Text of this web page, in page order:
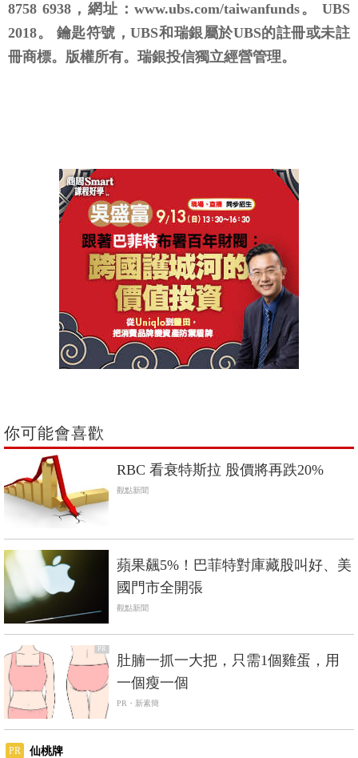
8758 6938，網址：www.ubs.com/taiwanfunds。 UBS
2018。 鑰匙符號，UBS和瑞銀屬於UBS的註冊或未註
冊商標。版權所有。瑞銀投信獨立經營管理。
你可能會喜歡
RBC 看衰特斯拉 股價將再跌20%
觀點新聞
蘋果飆5%！巴菲特對庫藏股叫好、美
國門市全開張
觀點新聞
PR
肚腩一抓一大把，只需1個雞蛋，用
一個瘦一個
PR・新素簡
PR 仙桃牌